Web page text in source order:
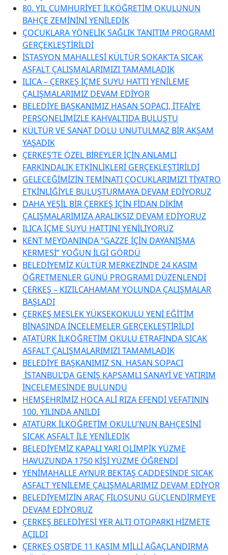
80. YIL CUMHURİYET İLKÖĞRETİM OKULUNUN
BAHÇE ZEMİNİNİ YENİLEDİK
ÇOCUKLARA YÖNELİK SAĞLIK TANITIM PROGRAMI
GERÇEKLEŞTİRİLDİ
İSTASYON MAHALLESİ KÜLTÜR SOKAK’TA SICAK
ASFALT ÇALIŞMALARIMIZI TAMAMLADIK
ILICA – ÇERKEŞ İÇME SUYU HATTI YENİLEME
ÇALIŞMALARIMIZ DEVAM EDİYOR
BELEDİYE BAŞKANIMIZ HASAN SOPACI, İTFAİYE
PERSONELİMİZLE KAHVALTIDA BULUŞTU
KÜLTÜR VE SANAT DOLU UNUTULMAZ BİR AKŞAM
YAŞADIK
ÇERKEŞ’TE ÖZEL BİREYLER İÇİN ANLAMLI
FARKINDALIK ETKİNLİKLERİ GERÇEKLEŞTİRİLDİ
GELECEĞİMİZİN TEMİNATI ÇOCUKLARIMIZI TİYATRO
ETKİNLİĞİYLE BULUŞTURMAYA DEVAM EDİYORUZ
DAHA YEŞİL BİR ÇERKEŞ İÇİN FİDAN DİKİM
ÇALIŞMALARIMIZA ARALIKSIZ DEVAM EDİYORUZ
ILICA İÇME SUYU HATTINI YENİLİYORUZ
KENT MEYDANINDA “GAZZE İÇİN DAYANIŞMA
KERMESİ” YOĞUN İLGİ GÖRDÜ
BELEDİYEMİZ KÜLTÜR MERKEZİNDE 24 KASIM
ÖĞRETMENLER GÜNÜ PROGRAMI DÜZENLENDİ
ÇERKEŞ – KIZILCAHAMAM YOLUNDA ÇALIŞMALAR
BAŞLADI
ÇERKEŞ MESLEK YÜKSEKOKULU YENİ EĞİTİM
BİNASINDA İNCELEMELER GERÇEKLEŞTİRİLDİ
ATATÜRK İLKÖĞRETİM OKULU ETRAFINDA SICAK
ASFALT ÇALIŞMALARIMIZI TAMAMLADIK
BELEDİYE BAŞKANIMIZ SN. HASAN SOPACI
İSTANBUL’DA GENİŞ KAPSAMLI SANAYİ VE YATIRIM
İNCELEMESİNDE BULUNDU
HEMŞEHRİMİZ HOCA ALİ RIZA EFENDİ VEFATININ
100. YILINDA ANILDI
ATATÜRK İLKÖĞRETİM OKULU’NUN BAHÇESİNİ
SICAK ASFALT İLE YENİLEDİK
BELEDİYEMİZ KAPALI YARI OLİMPİK YÜZME
HAVUZUNDA 1750 KİŞİ YÜZME ÖĞRENDİ
YENİMAHALLE AYNUR BEKTAŞ CADDESİNDE SICAK
ASFALT YENİLEME ÇALIŞMALARIMIZ DEVAM EDİYOR
BELEDİYEMİZİN ARAÇ FİLOSUNU GÜÇLENDİRMEYE
DEVAM EDİYORUZ
ÇERKEŞ BELEDİYESİ YER ALTI OTOPARKI HİZMETE
AÇILDI
ÇERKEŞ OSB’DE 11 KASIM MİLLİ AĞAÇLANDIRMA